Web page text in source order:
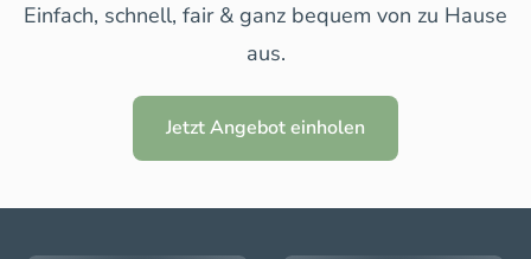
Einfach, schnell, fair & ganz bequem von zu Hause
aus.
Jetzt Angebot einholen